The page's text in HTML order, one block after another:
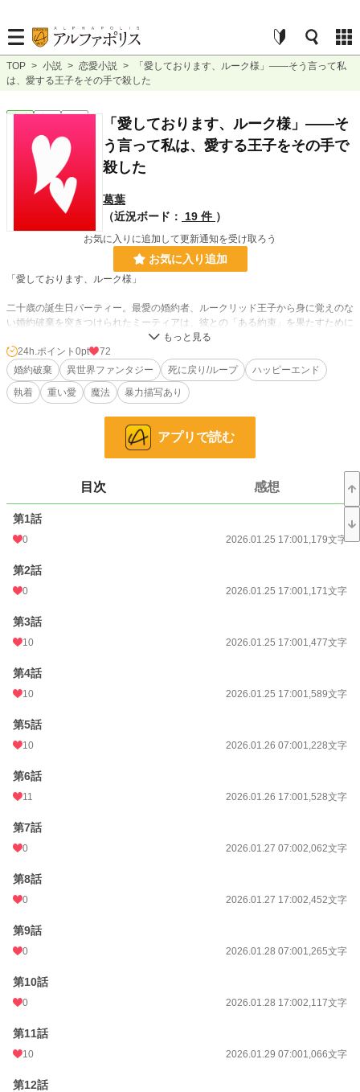
TOP > 小説 > 恋愛小説 >
「愛しております、ルーク様」――そう言って私
は、愛する王子をその手で殺した
恋愛 完結 長編
「愛しております、ルーク様」――そ
う言って私は、愛する王子をその手で
殺した
葛葉
（近況ボード：
19 件 ）
お気に入りに追加して更新通知を受け取ろう
お気に入り追加
「愛しております、ルーク様」
二十歳の誕生日パーティー。最愛の婚約者、ルークリッド王子から身に覚えのな
い婚約破棄を突きつけられたミーティアは、彼との「ある約束」を果たすために
しかし、意識を失ったルークリッドが目を覚ましたのは、再び訪れた「あの日」
だった。
228,640 位 / 228,640 件
66,327 位 / 66,327 件
文字数
初回公開日時
週間ポイント
月間ポイント
年間ポイント
累計ポイント
24h.ポイント 0pt
72
婚約破棄
異世界ファンタジー 死に戻り/ループ
ハッピーエンド
執着
重い愛 魔法 暴力描写あり
アプリで読む
目次 感想
第1話
0 2026.01.25 17:001,179文字
第2話
0 2026.01.25 17:001,171文字
第3話
10 2026.01.25 17:001,477文字
第4話
10 2026.01.25 17:001,589文字
第5話
10 2026.01.26 07:001,228文字
第6話
11 2026.01.26 17:001,528文字
第7話
0 2026.01.27 07:002,062文字
第8話
0 2026.01.27 17:002,452文字
第9話
0 2026.01.28 07:001,265文字
第10話
0 2026.01.28 17:002,117文字
第11話
10 2026.01.29 07:001,066文字
第12話